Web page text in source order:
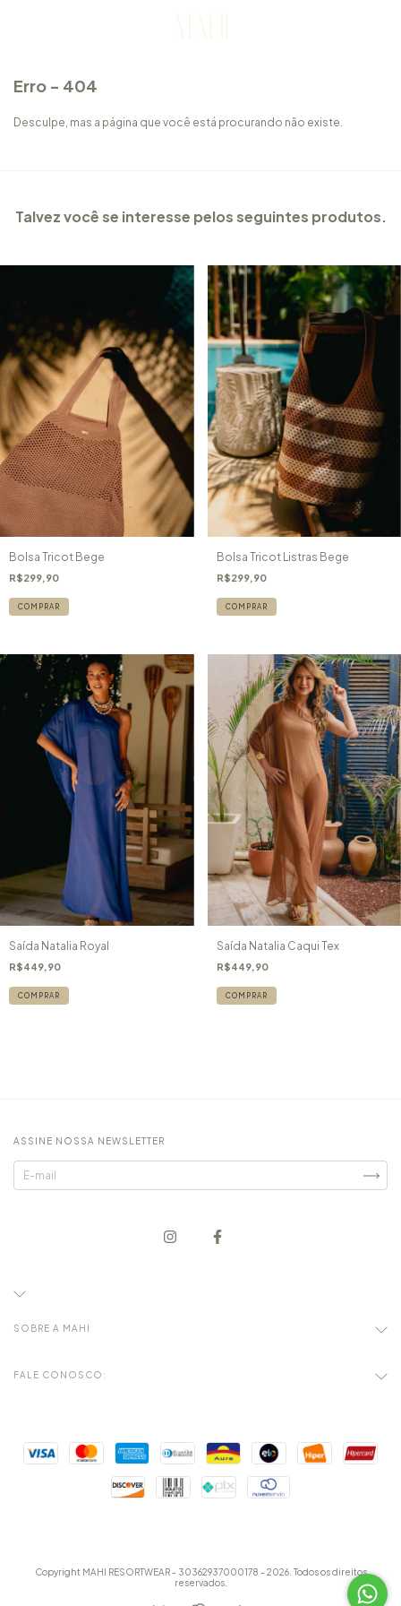
Erro - 404
Desculpe, mas a página que você está procurando não existe.
Talvez você se interesse pelos seguintes produtos.
Bolsa Tricot Bege
R$299,90
Bolsa Tricot Listras Bege
R$299,90
Saída Natalia Royal
R$449,90
COMPRAR
Saída Natalia Caqui Tex
R$449,90
COMPRAR
ASSINE NOSSA NEWSLETTER
SOBRE A MAHI
FALE CONOSCO:
Copyright MAHI RESORTWEAR - 30362937000178 - 2026. Todos os direitos
reservados.